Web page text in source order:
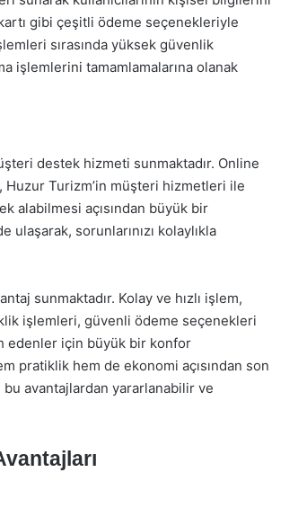
gibi çeşitli ödeme seçenekleriyle
sırasında yüksek güvenlik
işlemlerini tamamlamalarına olanak
destek hizmeti sunmaktadır. Online
Turizm’in müşteri hizmetleri ile
alabilmesi açısından büyük bir
sorunlarınızı kolaylıkla
sunmaktadır. Kolay ve hızlı işlem,
işlemleri, güvenli ödeme seçenekleri
edenler için büyük bir konfor
pratiklik hem de ekonomi açısından son
avantajlardan yararlanabilir ve